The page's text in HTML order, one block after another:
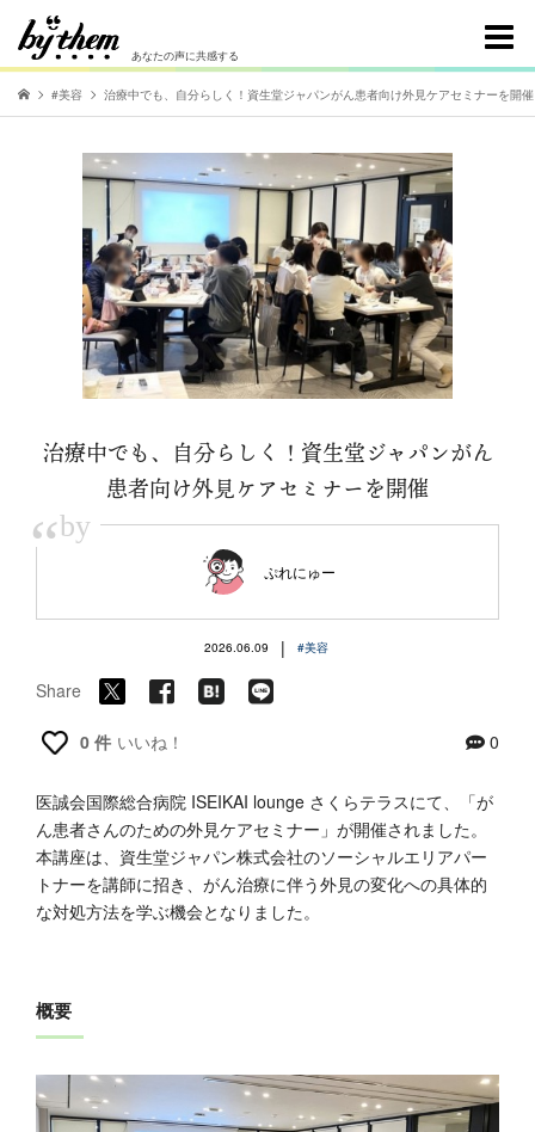
あなたの声に共感する
#美容 治療中でも、自分らしく！資生堂ジャパンがん患者向け外見ケアセミナーを開催
治療中でも、自分らしく！資生堂ジャパンがん
患者向け外見ケアセミナーを開催
“by
ぷれにゅー
2026.06.09 | #美容
Share
0 件 いいね！ 0
医誠会国際総合病院 ISEIKAI lounge さくらテラスにて、「が
ん患者さんのための外見ケアセミナー」が開催されました。
本講座は、資生堂ジャパン株式会社のソーシャルエリアパー
トナーを講師に招き、がん治療に伴う外見の変化への具体的
な対処方法を学ぶ機会となりました。
概要